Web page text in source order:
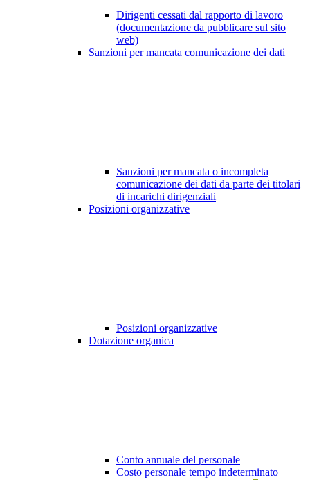
Dirigenti cessati dal rapporto di lavoro
(documentazione da pubblicare sul sito
web)
Sanzioni per mancata comunicazione dei dati
Sanzioni per mancata o incompleta
comunicazione dei dati da parte dei titolari
di incarichi dirigenziali
Posizioni organizzative
Posizioni organizzative
Dotazione organica
Conto annuale del personale
Costo personale tempo indeterminato